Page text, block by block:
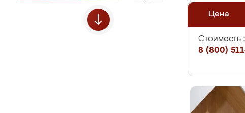
Цена
Стоимость
8 (800)